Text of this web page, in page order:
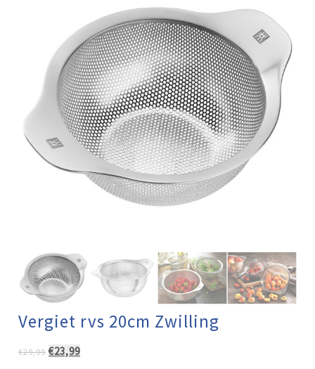
Vergiet rvs 20cm Zwilling
€29,99 Oorspronkelijke
€23,99Huidige